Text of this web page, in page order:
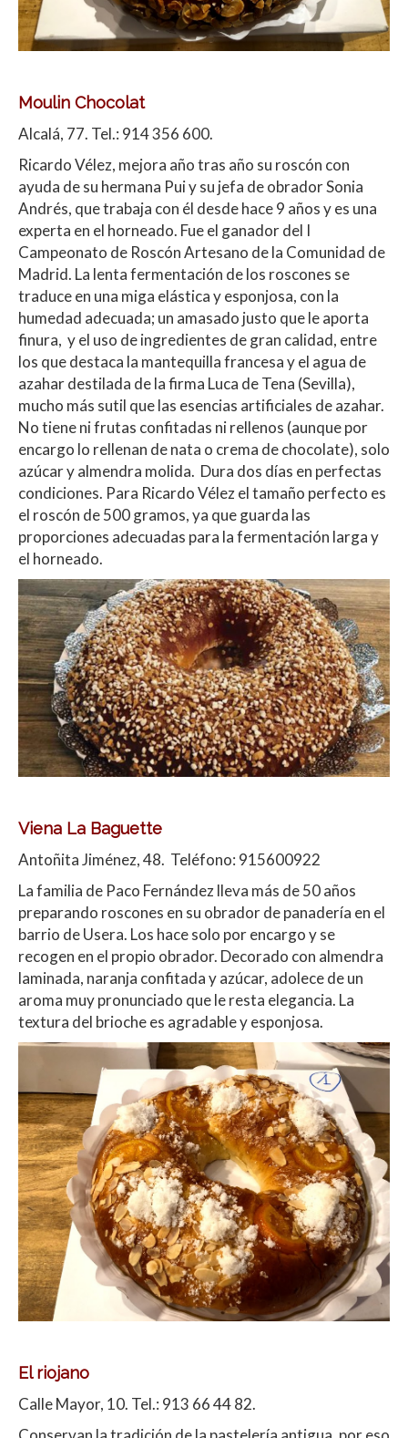
Moulin Chocolat
Alcalá, 77. Tel.: 914 356 600.
Ricardo Vélez, mejora año tras año su roscón con
ayuda de su hermana Pui y su jefa de obrador Sonia
Andrés, que trabaja con él desde hace 9 años y es una
experta en el horneado. Fue el ganador del I
Campeonato de Roscón Artesano de la Comunidad de
Madrid. La lenta fermentación de los roscones se
traduce en una miga elástica y esponjosa, con la
humedad adecuada; un amasado justo que le aporta
finura, y el uso de ingredientes de gran calidad, entre
los que destaca la mantequilla francesa y el agua de
azahar destilada de la firma Luca de Tena (Sevilla),
mucho más sutil que las esencias artificiales de azahar.
No tiene ni frutas confitadas ni rellenos (aunque por
encargo lo rellenan de nata o crema de chocolate), solo
azúcar y almendra molida. Dura dos días en perfectas
condiciones. Para Ricardo Vélez el tamaño perfecto es
el roscón de 500 gramos, ya que guarda las
proporciones adecuadas para la fermentación larga y
el horneado.
Viena La Baguette
Antoñita Jiménez, 48. Teléfono: 915600922
La familia de Paco Fernández lleva más de 50 años
preparando roscones en su obrador de panadería en el
barrio de Usera. Los hace solo por encargo y se
recogen en el propio obrador. Decorado con almendra
laminada, naranja confitada y azúcar, adolece de un
aroma muy pronunciado que le resta elegancia. La
textura del brioche es agradable y esponjosa.
El riojano
Calle Mayor, 10. Tel.: 913 66 44 82.